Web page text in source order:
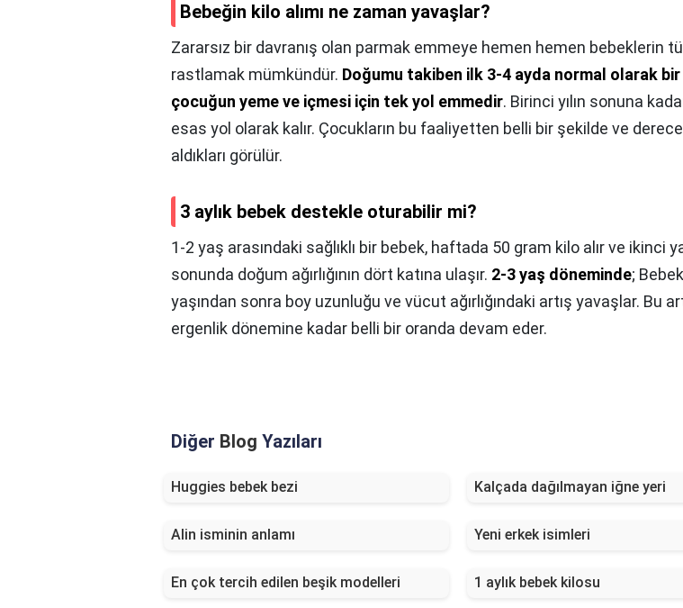
Bebeğin kilo alımı ne zaman yavaşlar?
Zararsız bir davranış olan parmak emmeye hemen hemen bebeklerin
rastlamak mümkündür. Doğumu takiben ilk 3-4 ayda normal olarak bir
çocuğun yeme ve içmesi için tek yol emmedir. Birinci yılın sonuna
esas yol olarak kalır. Çocukların bu faaliyetten belli bir şekilde ve
aldıkları görülür.
3 aylık bebek destekle oturabilir mi?
1-2 yaş arasındaki sağlıklı bir bebek, haftada 50 gram kilo alır ve ikinci
sonunda doğum ağırlığının dört katına ulaşır. 2-3 yaş döneminde;
yaşından sonra boy uzunluğu ve vücut ağırlığındaki artış yavaşlar. Bu
ergenlik dönemine kadar belli bir oranda devam eder.
Diğer Blog Yazıları
Huggies bebek bezi Kalçada dağılmayan iğne yeri
Alin isminin anlamı Yeni erkek isimleri
En çok tercih edilen beşik modelleri 1 aylık bebek kilosu